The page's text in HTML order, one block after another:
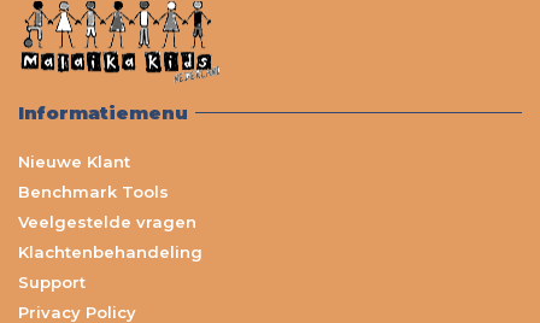
Informatiemenu
Nieuwe Klant
Benchmark Tools
Veelgestelde vragen
Klachtenbehandeling
Support
Privacy Policy